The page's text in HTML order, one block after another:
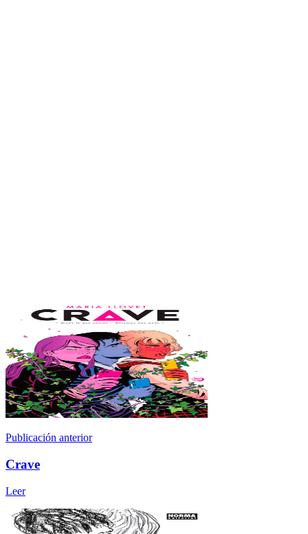
Publicación anterior
Crave
Leer